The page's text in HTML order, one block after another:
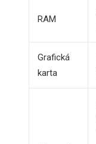
RAM
Grafická
karta